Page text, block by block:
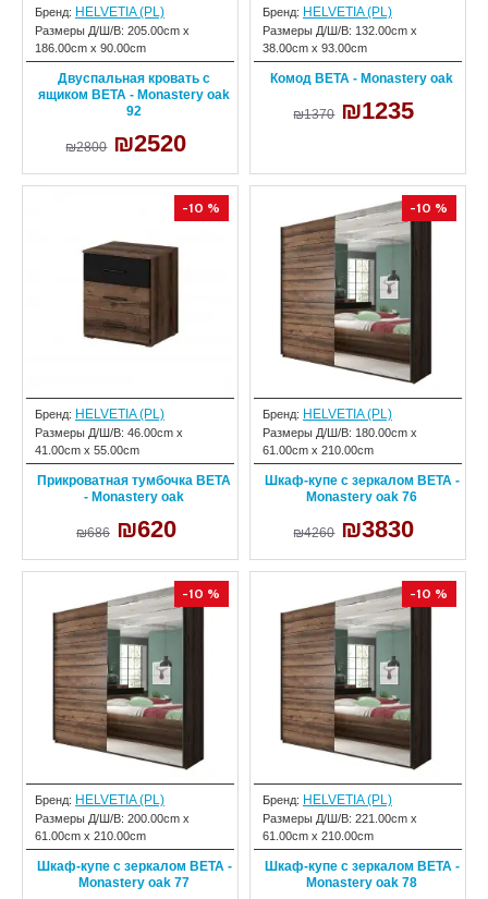
Бренд: HELVETIA (PL)
Размеры Д/Ш/В: 205.00cm x
186.00cm x 90.00cm
Двуспальная кровать с
ящиком BETA - Monastery oak
92
₪2800 ₪2520
Бренд: HELVETIA (PL)
Размеры Д/Ш/В: 132.00cm x
38.00cm x 93.00cm
Комод BETA - Monastery oak
₪1370 ₪1235
-10 %
Бренд: HELVETIA (PL)
Размеры Д/Ш/В: 46.00cm x
41.00cm x 55.00cm
Прикроватная тумбочка BETA
- Monastery oak
₪686 ₪620
-10 %
Бренд: HELVETIA (PL)
Размеры Д/Ш/В: 180.00cm x
61.00cm x 210.00cm
Шкаф-купе с зеркалом BETA -
Monastery oak 76
₪4260 ₪3830
-10 %
Бренд: HELVETIA (PL)
Размеры Д/Ш/В: 200.00cm x
61.00cm x 210.00cm
Шкаф-купе с зеркалом BETA -
Monastery oak 77
-10 %
Бренд: HELVETIA (PL)
Размеры Д/Ш/В: 221.00cm x
61.00cm x 210.00cm
Шкаф-купе с зеркалом BETA -
Monastery oak 78